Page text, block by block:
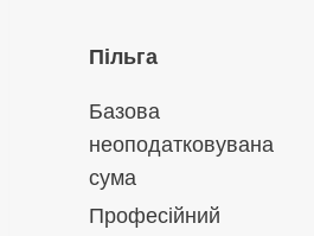
Пільга
Базова
неоподатковувана
сума
Професійний